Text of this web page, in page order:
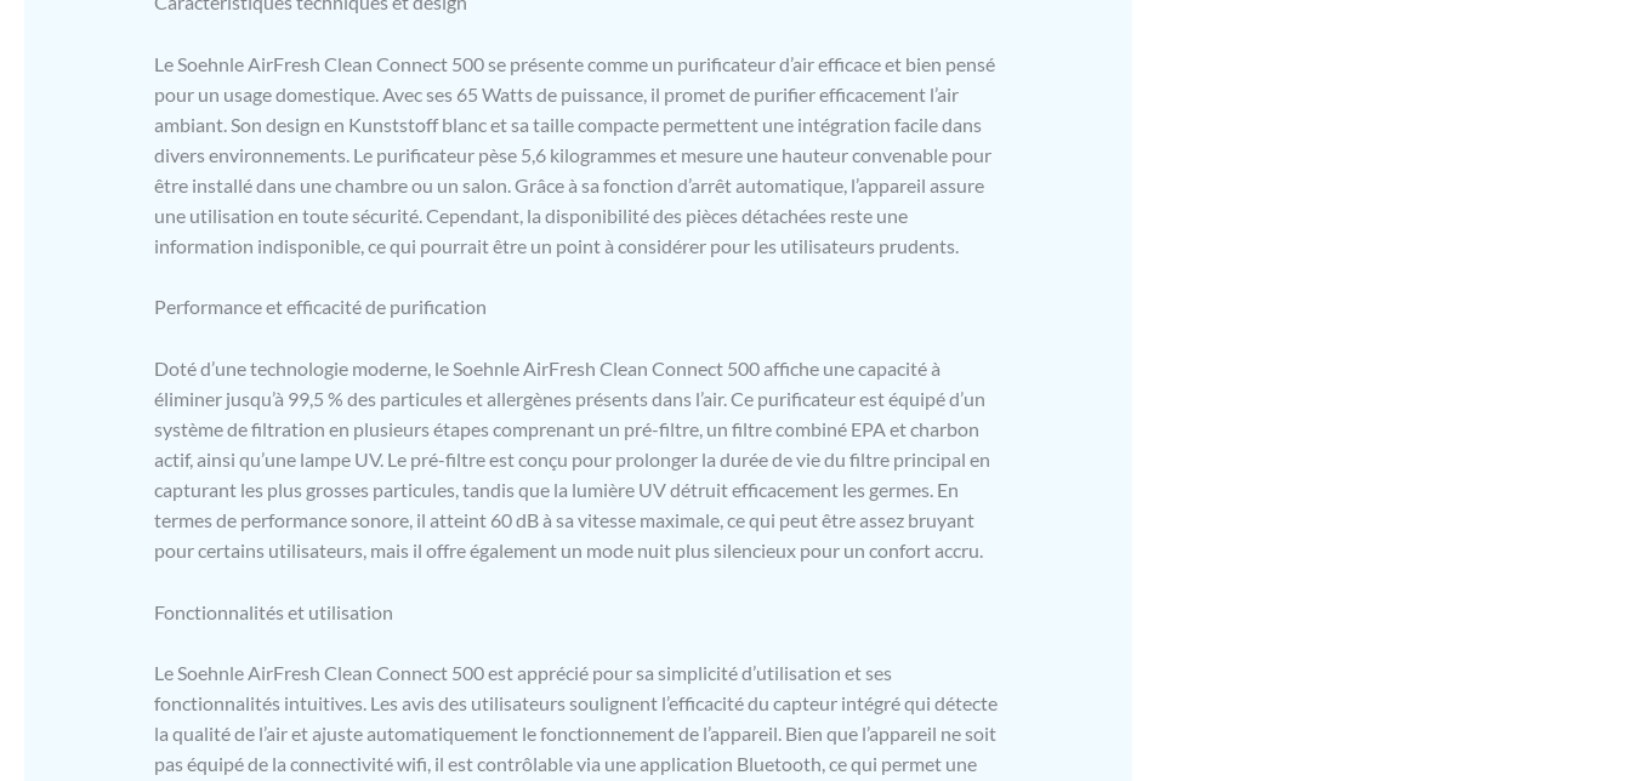
connexion à l'application Soehnle Connect, certifié ECARF,
numéro d'article : 68098
Le Soehnle AirFresh Clean Connect 500 se présente comme un purificateur d’air efficace et bien pensé
pour un usage domestique. Avec ses 65 Watts de puissance, il promet de purifier efficacement l’air
ambiant. Son design en Kunststoff blanc et sa taille compacte permettent une intégration facile dans
divers environnements. Le purificateur pèse 5,6 kilogrammes et mesure une hauteur convenable pour
être installé dans une chambre ou un salon. Grâce à sa fonction d’arrêt automatique, l’appareil assure
une utilisation en toute sécurité. Cependant, la disponibilité des pièces détachées reste une
information indisponible, ce qui pourrait être un point à considérer pour les utilisateurs prudents.
Performance et efficacité de purification
Doté d’une technologie moderne, le Soehnle AirFresh Clean Connect 500 affiche une capacité à
éliminer jusqu’à 99,5 % des particules et allergènes présents dans l’air. Ce purificateur est équipé d’un
système de filtration en plusieurs étapes comprenant un pré-filtre, un filtre combiné EPA et charbon
actif, ainsi qu’une lampe UV. Le pré-filtre est conçu pour prolonger la durée de vie du filtre principal en
capturant les plus grosses particules, tandis que la lumière UV détruit efficacement les germes. En
termes de performance sonore, il atteint 60 dB à sa vitesse maximale, ce qui peut être assez bruyant
pour certains utilisateurs, mais il offre également un mode nuit plus silencieux pour un confort accru.
Fonctionnalités et utilisation
Le Soehnle AirFresh Clean Connect 500 est apprécié pour sa simplicité d’utilisation et ses
fonctionnalités intuitives. Les avis des utilisateurs soulignent l’efficacité du capteur intégré qui détecte
la qualité de l’air et ajuste automatiquement le fonctionnement de l’appareil. Bien que l’appareil ne soit
pas équipé de la connectivité wifi, il est contrôlable via une application Bluetooth, ce qui permet une